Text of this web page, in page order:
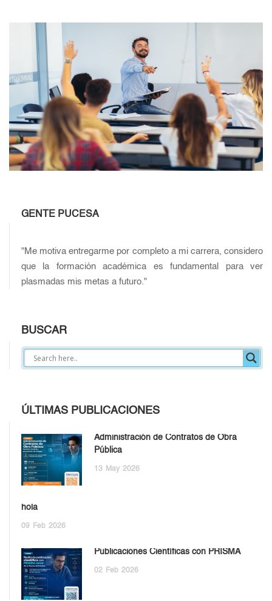
GENTE PUCESA
"Me motiva entregarme por completo a mi carrera, considero
que la formación académica es fundamental para ver
plasmadas mis metas a futuro."
BUSCAR
ÚLTIMAS PUBLICACIONES
Administración de Contratos de Obra
Pública
13 May 2026
hola
09 Feb 2026
Publicaciones Científicas con PRISMA
02 Feb 2026